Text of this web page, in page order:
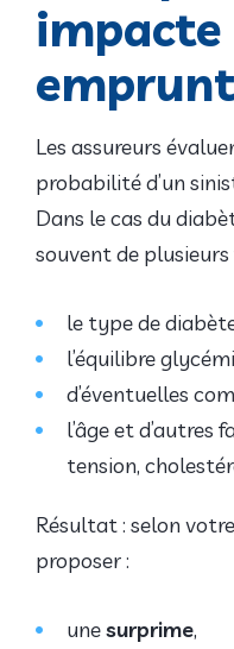
impacte
Les assureurs
probabilité d’un
Dans le cas du
souvent de
le type de
l’équilibre
d’éventuelles
l’âge et d’autres
tension,
Résultat : selon
proposer :
unesurprime,